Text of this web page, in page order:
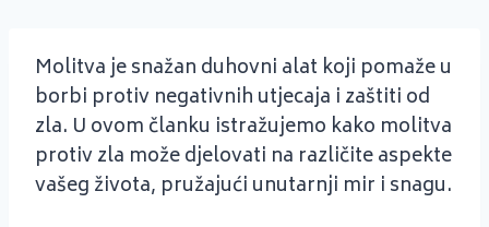
Molitva je snažan duhovni alat koji pomaže u
borbi protiv negativnih utjecaja i zaštiti od
zla. U ovom članku istražujemo kako molitva
protiv zla može djelovati na različite aspekte
vašeg života, pružajući unutarnji mir i snagu.